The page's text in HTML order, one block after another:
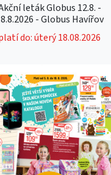
leták Globus 12.8. -
- Globus Havířov
do: úterý 18.08.2026